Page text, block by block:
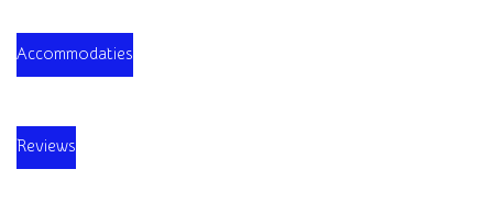
Accommodaties
Reviews